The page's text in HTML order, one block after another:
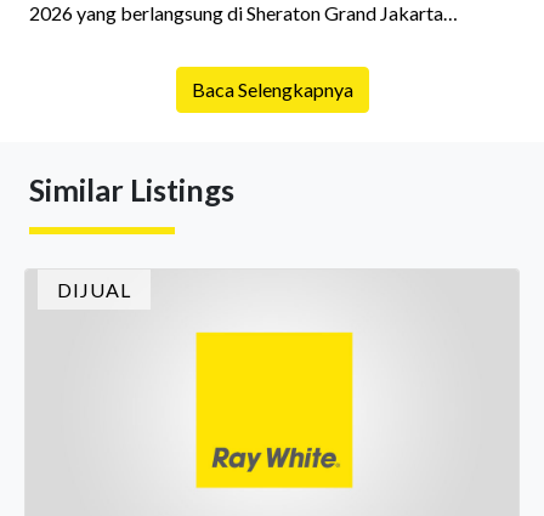
2026 yang berlangsung di Sheraton Grand Jakarta
istimewa bagi para pelaku industri properti dan keuangan.
Lebih dari 400 marketing executives dan principals
menghidupkan suasana, acara ini dihadiri oleh Country
Baca Selengkapnya
Similar Listings
DIJUAL